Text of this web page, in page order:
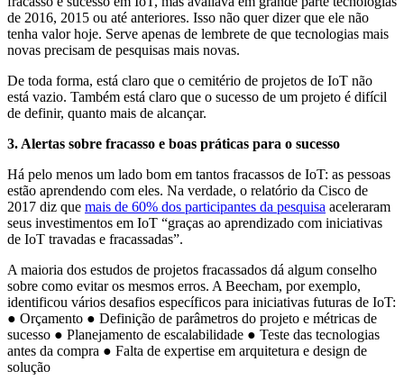
de 2016, 2015 ou até anteriores. Isso não quer dizer que ele não
tenha valor hoje. Serve apenas de lembrete de que tecnologias mais
novas precisam de pesquisas mais novas.
De toda forma, está claro que o cemitério de projetos de IoT não
está vazio. Também está claro que o sucesso de um projeto é difícil
de definir, quanto mais de alcançar.
3. Alertas sobre fracasso e boas práticas para o sucesso
Há pelo menos um lado bom em tantos fracassos de IoT: as pessoas
estão aprendendo com eles. Na verdade, o relatório da Cisco de
2017 diz que mais de 60% dos participantes da pesquisa aceleraram
seus investimentos em IoT “graças ao aprendizado com iniciativas
de IoT travadas e fracassadas”.
A maioria dos estudos de projetos fracassados dá algum conselho
sobre como evitar os mesmos erros. A Beecham, por exemplo,
identificou vários desafios específicos para iniciativas futuras de IoT:
● Orçamento ● Definição de parâmetros do projeto e métricas de
sucesso ● Planejamento de escalabilidade ● Teste das tecnologias
antes da compra ● Falta de expertise em arquitetura e design de
solução